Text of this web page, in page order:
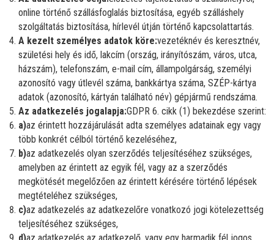
online történő szállásfoglalás biztosítása, egyéb szálláshely
szolgáltatás biztosítása, hírlevél útján történő kapcsolattartás.
A kezelt személyes adatok köre:vezetéknév és keresztnév,
születési hely és idő, lakcím (ország, irányítószám, város, utca,
házszám), telefonszám, e-mail cím, állampolgárság, személyi
azonosító vagy útlevél száma, bankkártya száma, SZÉP-kártya
adatok (azonosító, kártyán található név) gépjármű rendszáma.
Az adatkezelés jogalapja:GDPR 6. cikk (1) bekezdése szerint:
a)az érintett hozzájárulását adta személyes adatainak egy vagy
több konkrét célból történő kezeléséhez,
b)az adatkezelés olyan szerződés teljesítéséhez szükséges,
amelyben az érintett az egyik fél, vagy az a szerződés
megkötését megelőzően az érintett kérésére történő lépések
megtételéhez szükséges,
c)az adatkezelés az adatkezelőre vonatkozó jogi kötelezettség
teljesítéséhez szükséges,